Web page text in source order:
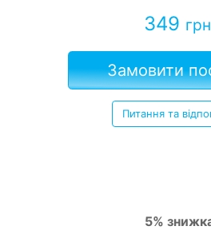
349
Замовити
Питання та
5%